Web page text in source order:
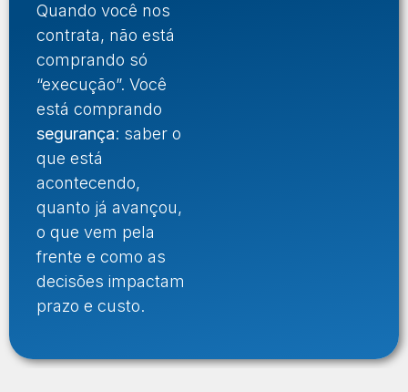
Quando você nos
contrata, não está
comprando só
“execução”. Você
está comprando
segurança: saber o
que está
acontecendo,
quanto já avançou,
o que vem pela
frente e como as
decisões impactam
prazo e custo.